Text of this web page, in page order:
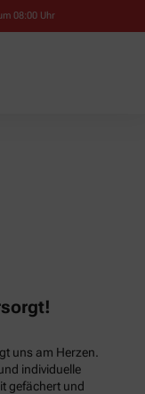
08:00 Uhr
uns am Herzen.
individuelle
gefächert und